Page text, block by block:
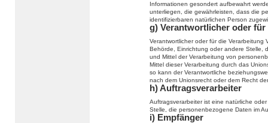
Informationen gesondert aufbewahrt
unterliegen, die gewährleisten, dass die
identifizierbaren natürlichen Person
g) Verantwortlicher oder
Verantwortlicher oder für die Verarbeitung
Behörde, Einrichtung oder andere Stelle,
und Mittel der Verarbeitung von
Mittel dieser Verarbeitung durch das
so kann der Verantwortliche
nach dem Unionsrecht oder dem Recht
h) Auftragsverarbeiter
Auftragsverarbeiter ist eine natürliche
Stelle, die personenbezogene Daten im
i) Empfänger